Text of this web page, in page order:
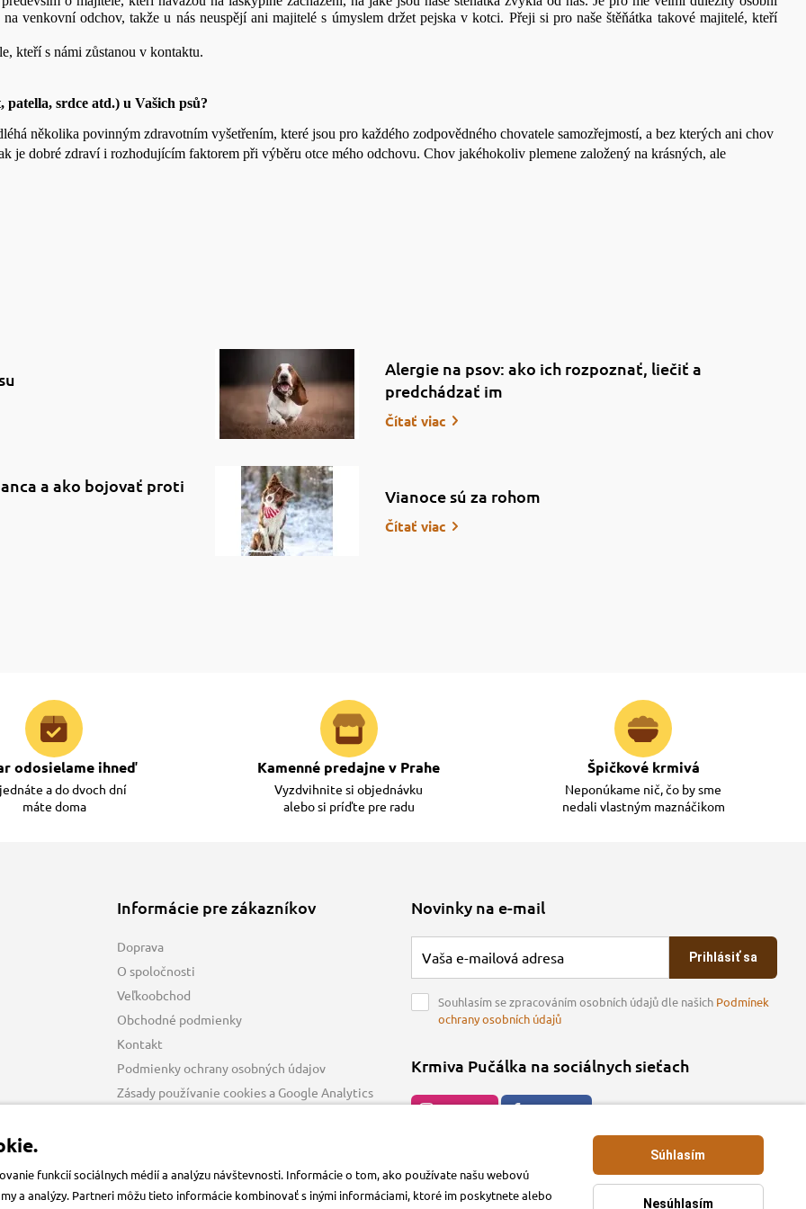
venkovní odchov, takže u nás neuspějí ani majitelé s úmyslem držet pejska v kotci. Přeji si pro naše štěňátka takové majitelé, kteří
kteří s námi zůstanou v kontaktu.
srdce atd.) u Vašich psů?
několika povinným zdravotním vyšetřením, které jsou pro každého zodpovědného chovatele samozřejmostí, a bez kterých ani chov
je dobré zdraví i rozhodujícím faktorem při výběru otce mého odchovu. Chov jakéhokoliv plemene založený na krásných, ale
Alergie na psov: ako ich rozpoznať, liečiť a
predchádzať im
Čítať viac
a ako bojovať proti
Vianoce sú za rohom
Čítať viac
odosielame ihneď
a do dvoch dní
máte doma
Kamenné predajne v Prahe
Vyzdvihnite si objednávku
alebo si príďte pre radu
Špičkové krmivá
Neponúkame nič, čo by sme
nedali vlastným maznáčikom
Informácie pre zákazníkov
Doprava
O spoločnosti
Veľkoobchod
Obchodné podmienky
Kontakt
Podmienky ochrany osobných údajov
Zásady používanie cookies a Google Analytics
Novinky na e-mail
Prihlásiť sa
Souhlasím se zpracováním osobních údajů dle našich Podmínek
ochrany osobních údajů
Krmiva Pučálka na sociálnych sieťach
funkcií sociálnych médií a analýzu návštevnosti. Informácie o tom, ako používate našu webovú
a analýzy. Partneri môžu tieto informácie kombinovať s inými informáciami, ktoré im poskytnete alebo
Nesúhlasím
Súhlasím